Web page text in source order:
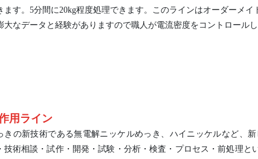
ます。5分間に20kg程度処理できます。このラインはオーダーメ
大なデータと経験がありますので職人が電流密度をコントロール
用ライン
きの新技術である無電解ニッケルめっき、ハイニッケルなど、
技術相談・試作・開発・試験・分析・検査・プロセス・前処理